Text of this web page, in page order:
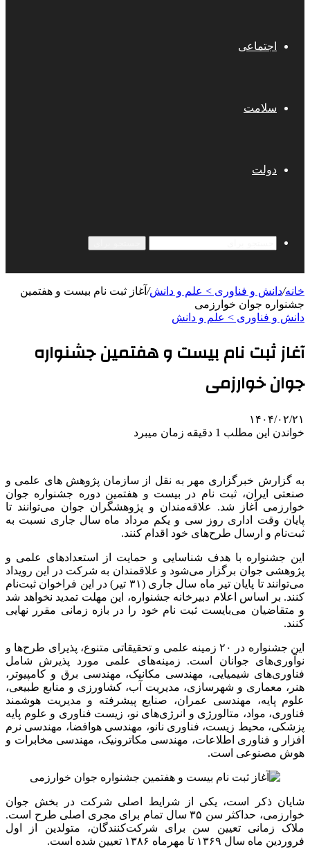
اجتماعی
سلامت
دولت
خانه/دانش و فناوری > علم و دانش/ آغاز ثبت نام بیست و هفتمین
جشنواره جوان خوارزمی
دانش و فناوری > علم و دانش
آغاز ثبت نام بیست و هفتمین جشنواره
جوان خوارزمی
۱۴۰۴/۰۲/۲۱
خواندن این مطلب 1 دقیقه زمان میبرد
به گزارش خبرگزاری مهر به نقل از سازمان پژوهش های علمی و
صنعتی ایران، ثبت نام در بیست و هفتمین دوره جشنواره جوان
خوارزمی آغاز شد. علاقه‌مندان و پژوهشگران جوان می‌توانند تا
پایان وقت اداری روز سی و یکم مرداد ماه سال جاری نسبت به
ثبت‌نام و ارسال طرح‌های خود اقدام کنند.
این جشنواره با هدف شناسایی و حمایت از استعدادهای علمی و
پژوهشی جوان برگزار می‌شود و علاقمندان به شرکت در این رویداد
می‌توانند تا پایان تیر ماه سال جاری (۳۱ تیر) در این فراخوان ثبت‌نام
کنند. بر اساس اعلام دبیرخانه جشنواره، این مهلت تمدید نخواهد شد
و متقاضیان می‌بایست ثبت نام خود را در بازه زمانی مقرر نهایی
کنند.
این جشنواره در ۲۰ زمینه علمی و تحقیقاتی متنوع، پذیرای طرح‌ها و
نوآوری‌های جوانان است. زمینه‌های علمی مورد پذیرش شامل
فناوری‌های شیمیایی، مهندسی مکانیک، مهندسی برق و کامپیوتر،
هنر، معماری و شهرسازی، مدیریت آب، کشاورزی و منابع طبیعی،
علوم پایه، مهندسی عمران، صنایع پیشرفته و مدیریت هوشمند
فناوری، مواد، متالورژی و انرژی‌های نو، زیست فناوری و علوم پایه
پزشکی، محیط زیست، فناوری نانو، مهندسی هوافضا، مهندسی نرم
افزار و فناوری اطلاعات، مهندسی مکاترونیک، مهندسی مخابرات و
هوش مصنوعی است.
شایان ذکر است، یکی از شرایط اصلی شرکت در بخش جوان
خوارزمی، حداکثر سن ۳۵ سال تمام برای مجری اصلی طرح است.
ملاک زمانی تعیین سن برای شرکت‌کنندگان، متولدین از اول
فروردین ماه سال ۱۳۶۹ تا مهرماه ۱۳۸۶ تعیین شده است.